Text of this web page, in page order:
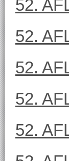
52.
52.
52.
52.
52.